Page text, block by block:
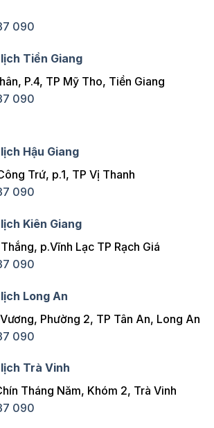
090
Tiền Giang
P.4, TP Mỹ Tho, Tiền Giang
090
Hậu Giang
Trứ, p.1, TP Vị Thanh
090
Kiên Giang
p.Vĩnh Lạc TP Rạch Giá
090
Long An
Phường 2, TP Tân An, Long An
090
Trà Vinh
Tháng Năm, Khóm 2, Trà Vinh
090